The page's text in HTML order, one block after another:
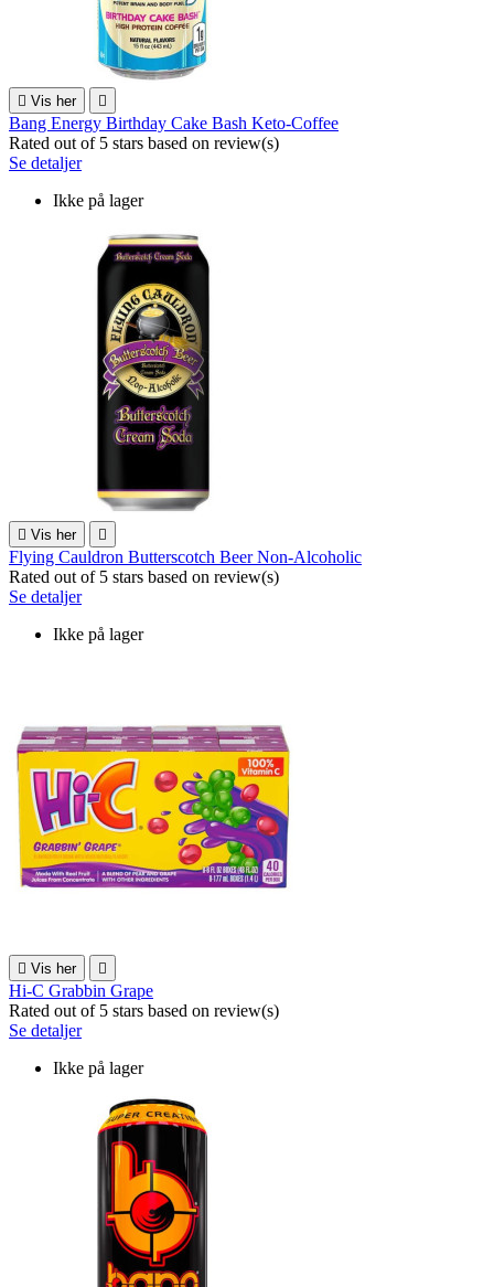
 Vis her 
Bang Energy Birthday Cake Bash Keto-Coffee
Rated out of 5 stars based on review(s)
Se detaljer
Ikke på lager
 Vis her 
Flying Cauldron Butterscotch Beer Non-Alcoholic
Rated out of 5 stars based on review(s)
Se detaljer
Ikke på lager
 Vis her 
Hi-C Grabbin Grape
Rated out of 5 stars based on review(s)
Se detaljer
Ikke på lager